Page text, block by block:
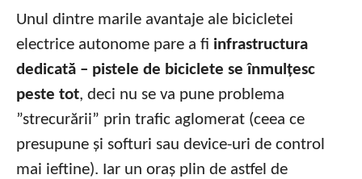
Unul dintre marile avantaje ale bicicletei
electrice autonome pare a fi infrastructura
dedicată – pistele de biciclete se înmulțesc
peste tot, deci nu se va pune problema
”strecurării” prin trafic aglomerat (ceea ce
presupune și softuri sau device-uri de control
mai ieftine). Iar un oraș plin de astfel de